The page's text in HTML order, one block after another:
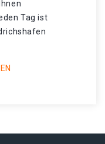
Tag ist